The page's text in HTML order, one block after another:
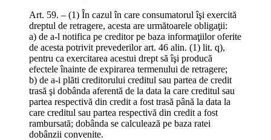
Art. 59. – (1) În cazul în care consumatorul îşi exercită
dreptul de retragere, acesta are următoarele obligaţii:
a) de a-l notifica pe creditor pe baza informaţiilor oferite
de acesta potrivit prevederilor art. 46 alin. (1) lit. q),
pentru ca exercitarea acestui drept să îşi producă
efectele înainte de expirarea termenului de retragere;
b) de a-i plăti creditorului creditul sau partea de credit
trasă şi dobânda aferentă de la data la care creditul sau
partea respectivă din credit a fost trasă până la data la
care creditul sau partea respectivă din credit a fost
rambursată; dobânda se calculează pe baza ratei
dobânzii convenite.